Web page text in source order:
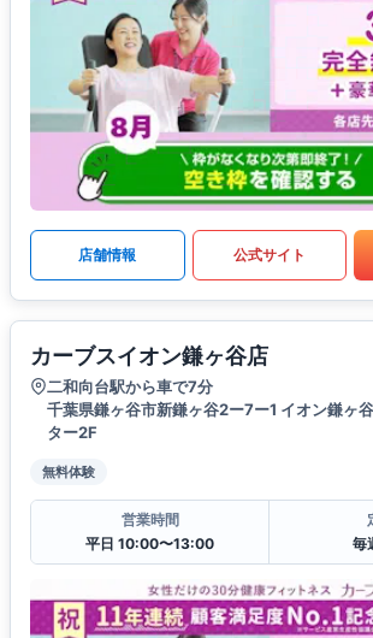
店舗情報 公式サイト
カーブスイオン鎌ヶ谷店
二和向台駅から車で7分
千葉県鎌ヶ谷市新鎌ヶ谷2ー7ー1 イオン鎌ヶ
ター2F
無料体験
営業時間
平日 10:00〜13:00
毎